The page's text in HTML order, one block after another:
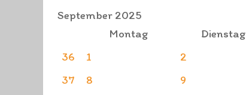
September 2025
Montag
Dienstag
36
1 2
37
8 9